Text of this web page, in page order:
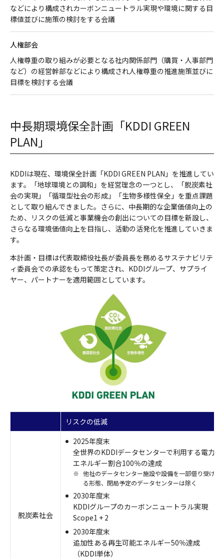
などにより構成されカーボンニュートラル実現や環境に関する目
標値並びに施策の検討をする会議
人権部会
人権尊重の取り組みが必要となる社内関係部門（購買・人事部門
など）の経営幹部などにより構成され人権尊重の推進施策並びに
目標を検討する会議
中長期環境保全計画「KDDI GREEN
PLAN」
KDDIは現在、環境保全計画「KDDI GREEN PLAN」を推進してい
ます。「地球環境との調和」を経営理念の一つとし、「脱炭素社
会の実現」「循環型社会の形成」「生物多様性保全」を重点課題
として取り組んできました。さらに、中長期的な企業価値向上の
ため、リスクの低減と事業機会の創出についての目標を新設し、
さらなる環境価値向上を目指し、活動の活発化を推進していきま
す。
本計画・目標は代表取締役社長が委員長を務めるサステナビリテ
ィ委員会での承認をもって策定され、KDDIグループ、サプライ
ヤー、パートナーを適用範囲としています。
リスクの低減
脱炭素社会
2025年度末
全世界のKDDIデータセンターで利用する電力
エネルギー割合100％の達成
※ 他社のデータセンター施設や設備を一部借り受けて
る形態、閉局予定のデータセンターは除く
2030年度末
KDDIグループのカーボンニュートラル実現
Scope1 + 2
2030年度末
追加性ある再生可能エネルギー50％達成
（KDDI単体）